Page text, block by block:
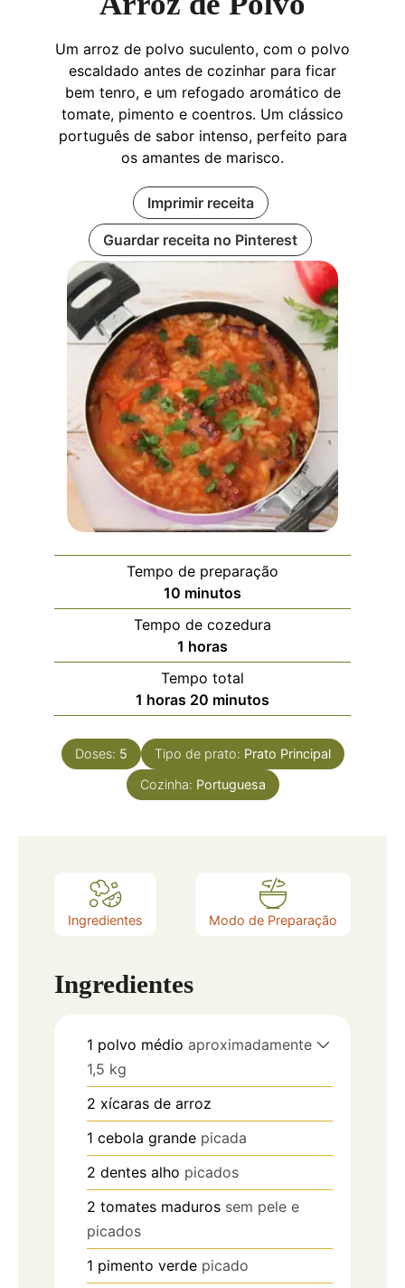
Um arroz de polvo suculento, com o polvo
escaldado antes de cozinhar para ficar
bem tenro, e um refogado aromático de
tomate, pimento e coentros. Um clássico
português de sabor intenso, perfeito para
os amantes de marisco.
Imprimir receita
Guardar receita no Pinterest
Tempo de preparação
10 minutos
Tempo de cozedura
1 horas
Tempo total
1 horas 20 minutos
Doses: 5 Tipo de prato: Prato Principal
Cozinha: Portuguesa
Ingredientes Modo de Preparação
Ingredientes
1 polvo médio aproximadamente
1,5 kg
2 xícaras de arroz
1 cebola grande picada
2 dentes alho picados
2 tomates maduros sem pele e
picados
1 pimento verde picado